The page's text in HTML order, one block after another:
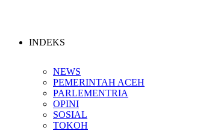
INDEKS
NEWS
PEMERINTAH ACEH
PARLEMENTRIA
OPINI
SOSIAL
TOKOH